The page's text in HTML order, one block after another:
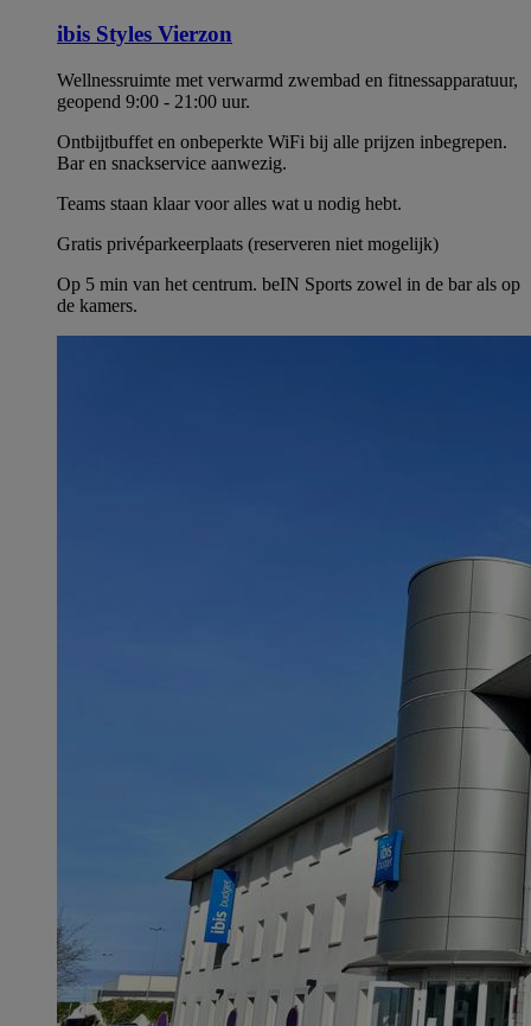
ibis Styles Vierzon
Wellnessruimte met verwarmd zwembad en fitnessapparatuur,
geopend 9:00 - 21:00 uur.
Ontbijtbuffet en onbeperkte WiFi bij alle prijzen inbegrepen.
Bar en snackservice aanwezig.
Teams staan klaar voor alles wat u nodig hebt.
Gratis privéparkeerplaats (reserveren niet mogelijk)
Op 5 min van het centrum. beIN Sports zowel in de bar als op
de kamers.